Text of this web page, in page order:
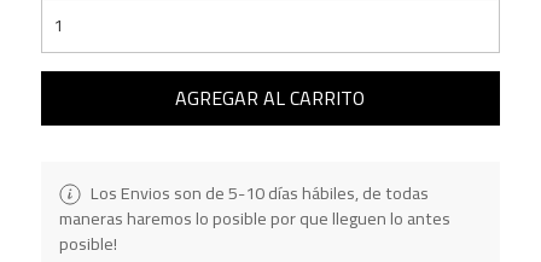
AGREGAR AL CARRITO
Los Envios son de 5-10 días hábiles, de todas
maneras haremos lo posible por que lleguen lo antes
posible!